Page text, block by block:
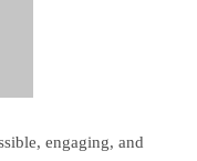
engaging, and